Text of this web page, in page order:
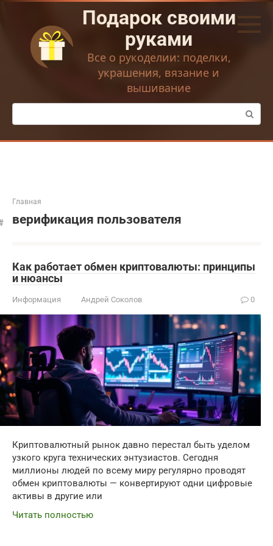
Перейти
контенту
Подарок своими
руками
Все о рукоделии: поделки,
украшения, вязание и
вышивание
Поиск:
Главная
верификация пользователя
Как работает обмен криптовалюты: принципы
и нюансы
Информация Андрей Соколов 0
Криптовалютный рынок давно перестал быть уделом
узкого круга технических энтузиастов. Сегодня
миллионы людей по всему миру регулярно проводят
обмен криптовалюты — конвертируют одни цифровые
активы в другие или
Читать полностью